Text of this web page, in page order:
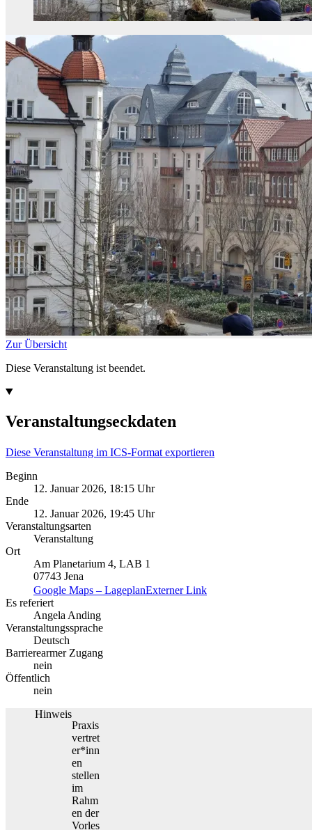
Zur Übersicht
Diese Veranstaltung ist beendet.
Veranstaltungseckdaten
Diese Veranstaltung im ICS-Format exportieren
Beginn
12. Januar 2026, 18:15 Uhr
Ende
12. Januar 2026, 19:45 Uhr
Veranstaltungsarten
Veranstaltung
Ort
Am Planetarium 4, LAB 1
07743 Jena
Google Maps – LageplanExterner Link
Es referiert
Angela Anding
Veranstaltungssprache
Deutsch
Barrierearmer Zugang
nein
Öffentlich
nein
Hinweis
Praxis
vertret
er*inn
en
stellen
im
Rahm
en der
Vorles